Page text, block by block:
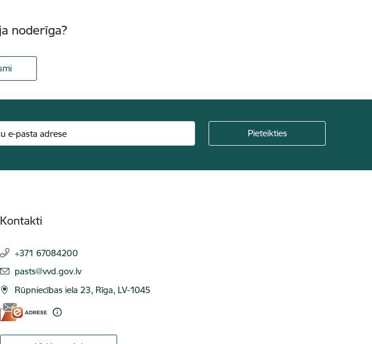
noderīga?
Kontakti
+371 67084200
E-pasts:
pasts@vvd.gov.lv
Rūpniecības iela 23, Rīga, LV-1045